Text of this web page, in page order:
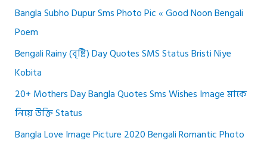
Bangla Subho Dupur Sms Photo Pic « Good Noon Bengali
Poem
Bengali Rainy (বৃষ্টি) Day Quotes SMS Status Bristi Niye
Kobita
20+ Mothers Day Bangla Quotes Sms Wishes Image মাকে
নিয়ে উক্তি Status
Bangla Love Image Picture 2020 Bengali Romantic Photo